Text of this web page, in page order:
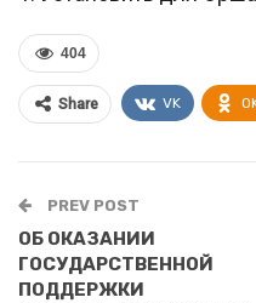
404
Share VK
PREV POST
ОБ ОКАЗАНИИ
ГОСУДАРСТВЕННОЙ
ПОДДЕРЖКИ